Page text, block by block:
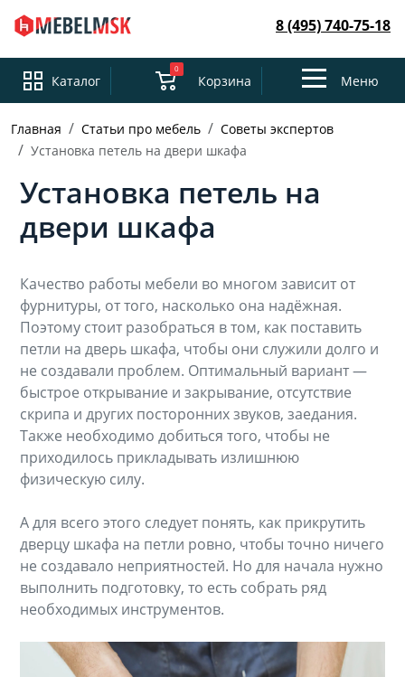
8 (495) 740-75-18
Каталог
0
Корзина
ToggleМеню
Главная Статьи про мебель
Советы экспертов
Установка петель на двери шкафа
Установка петель на
двери шкафа
Качество работы мебели во многом зависит от
фурнитуры, от того, насколько она надёжная.
Поэтому стоит разобраться в том, как поставить
петли на дверь шкафа, чтобы они служили долго и
не создавали проблем. Оптимальный вариант —
быстрое открывание и закрывание, отсутствие
скрипа и других посторонних звуков, заедания.
Также необходимо добиться того, чтобы не
приходилось прикладывать излишнюю
физическую силу.
А для всего этого следует понять, как прикрутить
дверцу шкафа на петли ровно, чтобы точно ничего
не создавало неприятностей. Но для начала нужно
выполнить подготовку, то есть собрать ряд
необходимых инструментов.